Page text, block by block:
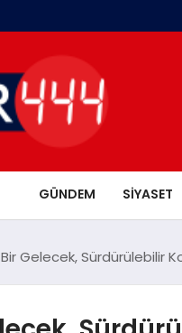
GÜNDEM SIYASET
Gelecek, Sürdürülebilir